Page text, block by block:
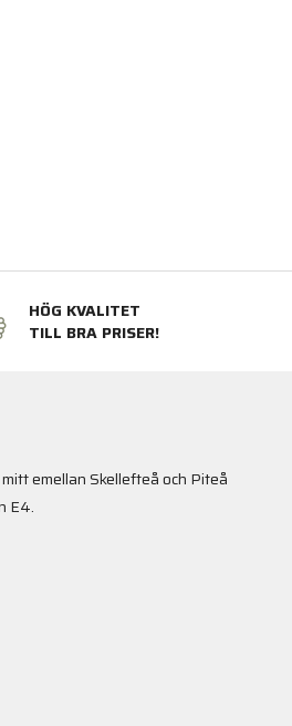
HÖG KVALITET
TILL BRA PRISER!
emellan Skellefteå och Piteå
E4.